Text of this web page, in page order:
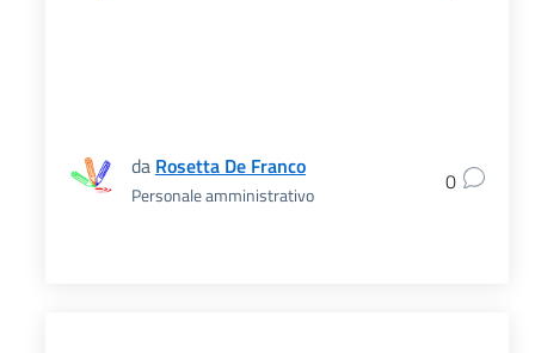
da Rosetta De Franco
Personale amministrativo 0